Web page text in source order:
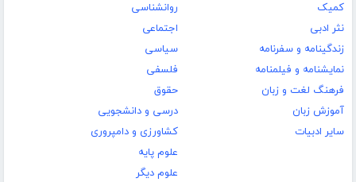
کمیک
نثر ادبی
زندگینامه و سفرنامه
نمایشنامه و فیلمنامه
فرهنگ لغت و زبان
آموزش زبان
سایر ادبیات
روانشناسی
اجتماعی
سیاسی
فلسفی
حقوق
درسی و دانشجویی
کشاورزی و دامپروری
علوم پایه
علوم دیگر